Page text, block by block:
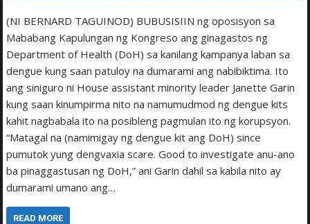
(NI BERNARD TAGUINOD) BUBUSISIIN ng oposisyon sa
Mababang Kapulungan ng Kongreso ang ginagastos ng
Department of Health (DoH) sa kanilang kampanya laban sa
dengue kung saan patuloy na dumarami ang nabibiktima. Ito
ang siniguro ni House assistant minority leader Janette Garin
kung saan kinumpirma nito na namumudmod ng dengue kits
kahit nagbabala ito na posibleng pagmulan ito ng korupsyon.
“Matagal na (namimigay ng dengue kit ang DoH) since
pumutok yung dengvaxia scare. Good to investigate anu-ano
ba pinaggastusan ng DoH,” ani Garin dahil sa kabila nito ay
dumarami umano ang…
READ MORE